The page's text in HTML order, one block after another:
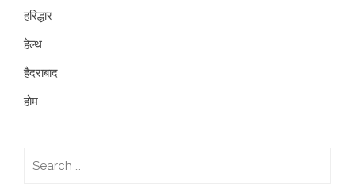
हरिद्धार
हेल्थ
हैदराबाद
होम